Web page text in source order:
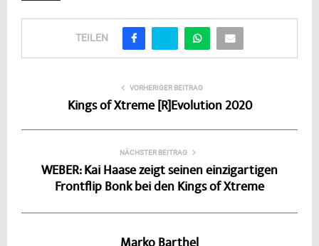
TEILEN
VORHERIGER BEITRAG
Kings of Xtreme [R]Evolution 2020
NÄCHSTER BEITRAG
WEBER: Kai Haase zeigt seinen einzigartigen
Frontflip Bonk bei den Kings of Xtreme